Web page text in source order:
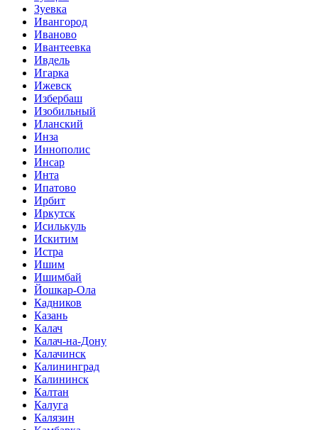
Зуевка
Ивангород
Иваново
Ивантеевка
Ивдель
Игарка
Ижевск
Избербаш
Изобильный
Иланский
Инза
Иннополис
Инсар
Инта
Ипатово
Ирбит
Иркутск
Исилькуль
Искитим
Истра
Ишим
Ишимбай
Йошкар-Ола
Кадников
Казань
Калач
Калач-на-Дону
Калачинск
Калининград
Калининск
Калтан
Калуга
Калязин